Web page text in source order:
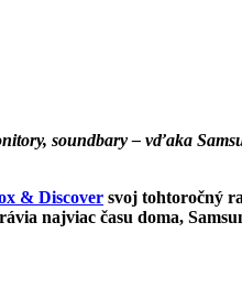
soundbary – vďaka
& Discover svoj tohtoročný
najviac času doma,